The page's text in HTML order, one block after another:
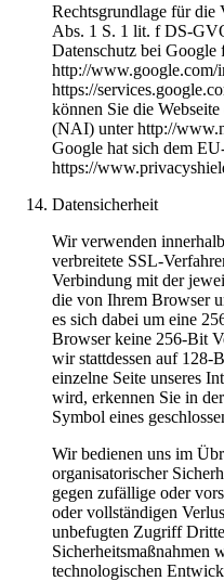
Rechtsgrundlage für die
Abs. 1 S. 1 lit. f DS-
Datenschutz bei Google
http://www.google.com/
https://
können Sie die
(NAI) unter http://
Google hat sich dem
https://
Datensicherheit
Wir verwenden
verbreitete SSL-
Verbindung mit der
die von Ihrem Browser
es sich dabei um eine
Browser keine 256-Bit
wir stattdessen auf 128-
einzelne Seite unseres
wird, erkennen Sie in
Symbol eines
Wir bedienen uns im
organisatorischer
gegen zufällige oder
oder vollständigen
unbefugten Zugriff
Sicherheitsmaßnahmen
technologischen